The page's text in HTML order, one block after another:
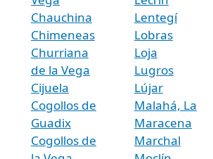
Chauchina
Chimeneas
Churriana
de la Vega
Cijuela
Cogollos de
Guadix
Cogollos de
Lentegí
Lobras
Loja
Lugros
Lújar
Malahá, La
Maracena
Marchal